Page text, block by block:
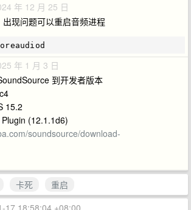
年 12 月 25 日
现问题可以重启音频进程
年 1 月 3 日
到开发者版本
15.2
(12.1.1d6)
soundsource/download-
卡死
重启
17 18:58:04 +08:00